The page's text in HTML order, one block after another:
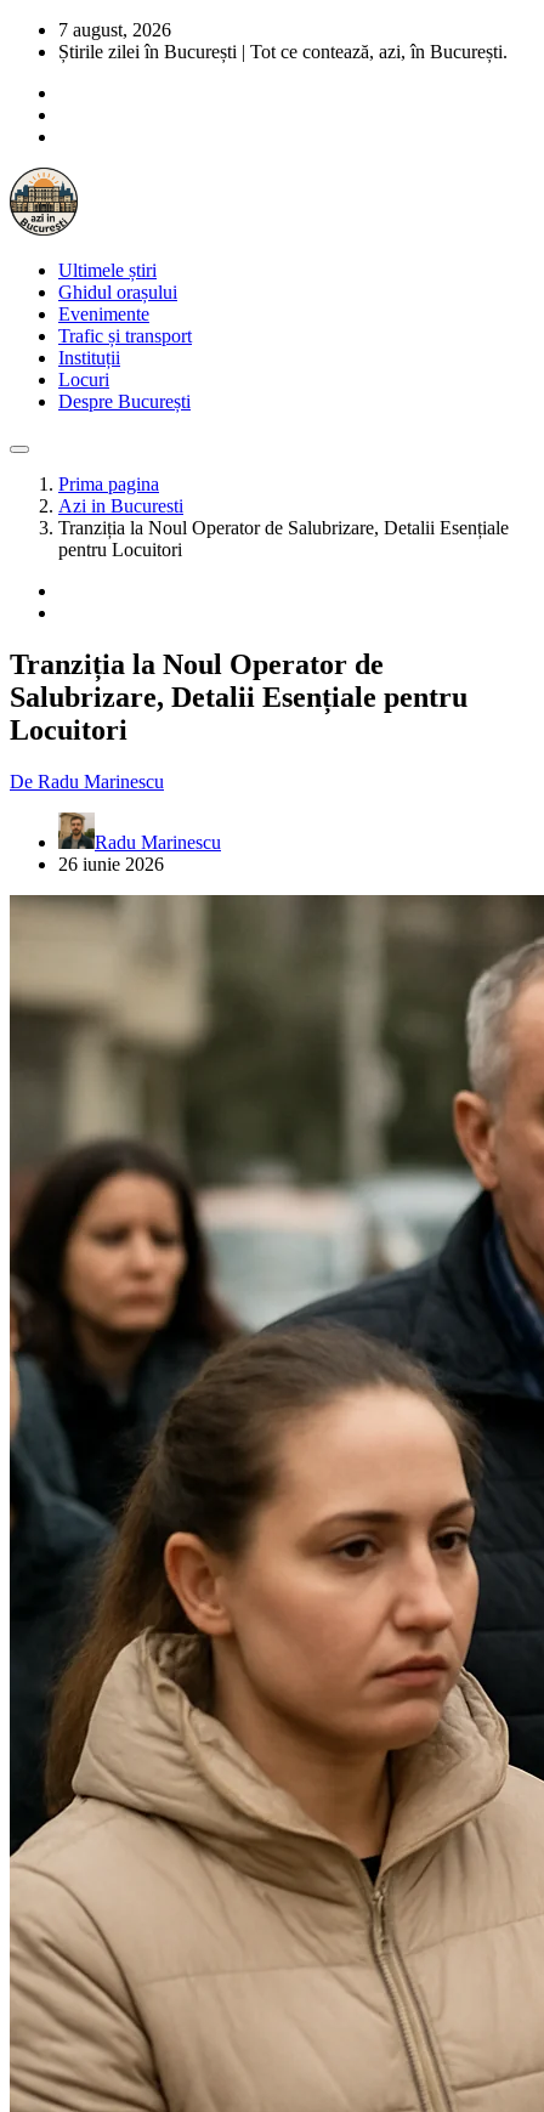
7 august, 2026
Știrile zilei în București | Tot ce contează, azi, în București.
Ultimele știri
Ghidul orașului
Evenimente
Trafic și transport
Instituții
Locuri
Despre București
Prima pagina
Azi in Bucuresti
Tranziția la Noul Operator de Salubrizare, Detalii Esențiale
pentru Locuitori
Tranziția la Noul Operator de
Salubrizare, Detalii Esențiale pentru
Locuitori
De Radu Marinescu
Radu Marinescu
26 iunie 2026